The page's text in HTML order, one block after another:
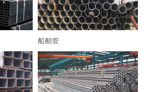
船舶管